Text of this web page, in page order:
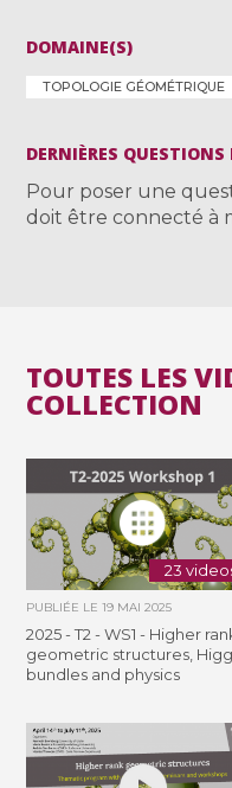
DOMAINE(S)
TOPOLOGIE GÉOMÉTRIQUE
DERNIÈRES
Pour poser une
doit être connecté à
TOUTES LES
COLLECTION
23
PUBLIÉE LE19 MAI 2025
2025 - T2 - WS1 - Higher
geometric structures,
bundles and physics